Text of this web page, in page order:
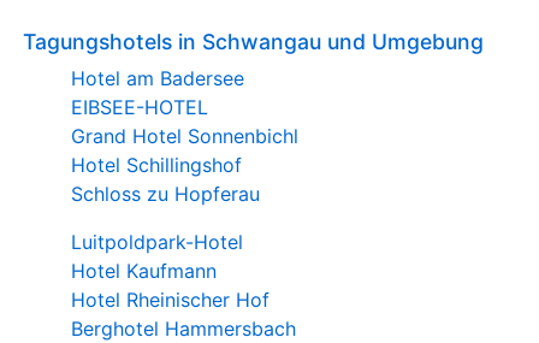
Tagungshotels in Schwangau und Umgebung
Hotel am Badersee
EIBSEE-HOTEL
Grand Hotel Sonnenbichl
Hotel Schillingshof
Schloss zu Hopferau
Luitpoldpark-Hotel
Hotel Kaufmann
Hotel Rheinischer Hof
Berghotel Hammersbach